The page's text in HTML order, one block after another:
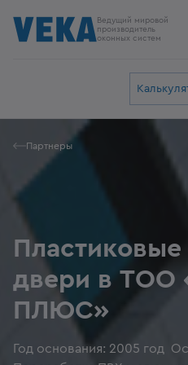
Ведущий мировой
производитель
оконных систем
Партнеры
Пластиковые
двери в ТОО
ПЛЮС»
Год основания: 2005 год Основная деятельность: